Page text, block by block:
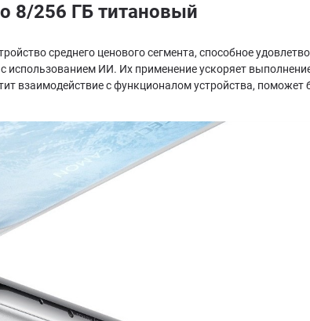
8/256 ГБ титановый
среднего ценового сегмента, способное
использованием ИИ. Их применение ускоряет
взаимодействие с функционалом устройства,